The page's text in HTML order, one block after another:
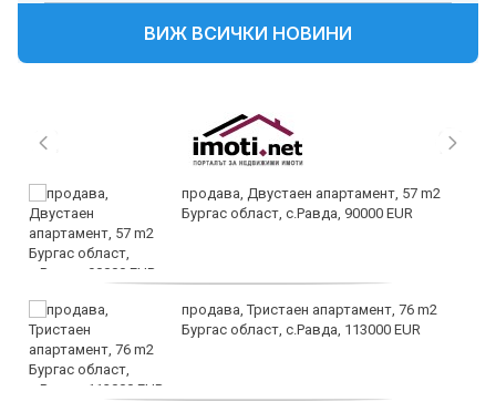
ВИЖ ВСИЧКИ НОВИНИ
продава, Двустаен апартамент, 57 m2
Бургас област, с.Равда, 90000 EUR
продава, Тристаен апартамент, 76 m2
Бургас област, с.Равда, 113000 EUR